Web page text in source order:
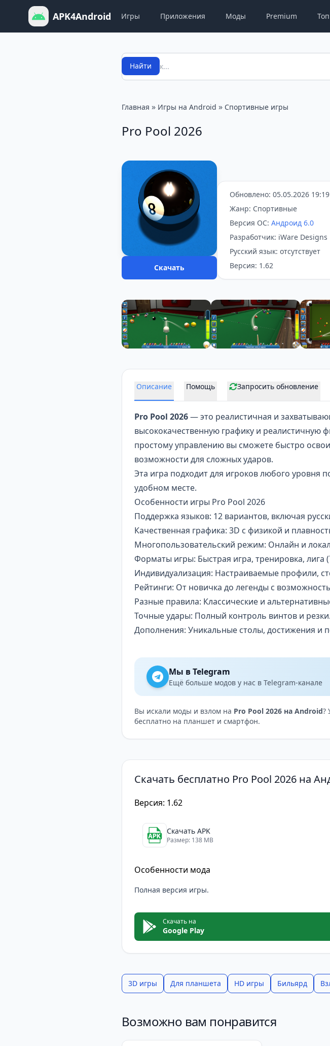
APK4Android Игры Приложения Моды Premium
Поиск
Найти
Главная » Игры на Android » Спортивные игры
Pro Pool 2026
Скачать
Обновлено: 05.05.2026 19:19
Жанр: Спортивные
Версия ОС: Андроид 6.0
Разработчик: iWare Designs
Русский язык: отсутствует
Версия: 1.62
Описание Помощь Запросить обновление
Pro Pool 2026— это реалистичная и
высококачественную графику и реалистичную
простому управлению вы сможете быстро
возможности для сложных ударов.
Эта игра подходит для игроков любого уровня
удобном месте.
Особенности игры Pro Pool 2026
Поддержка языков: 12 вариантов, включая
Качественная графика: 3D с физикой и
Многопользовательский режим: Онлайн и
Форматы игры: Быстрая игра, тренировка, лига
Индивидуализация: Настраиваемые профили,
Рейтинги: От новичка до легенды с
Разные правила: Классические и
Точные удары: Полный контроль винтов и резки.
Дополнения: Уникальные столы, достижения и
Мы в Telegram
Ещё больше модов у нас в Telegram-канале
Вы искали моды и взлом на Pro Pool 2026 на Android?
бесплатно на планшет и смартфон.
Скачать бесплатно Pro Pool 2026 на
Версия: 1.62
Скачать APK
Размер: 138 MB
Особенности мода
Полная версия игры.
Скачать на
Google Play
3D игры Для планшета HD игры Бильярд
Возможно вам понравится